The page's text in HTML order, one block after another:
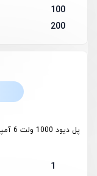
100
200
پل دیود 1000 ولت 6 آمپر PCB Mount با پکیج GBU
1